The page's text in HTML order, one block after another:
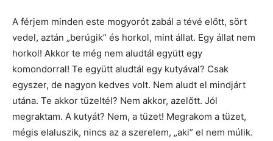
A férjem minden este mogyorót zabál a tévé előtt, sört
vedel, aztán „berúgik” és horkol, mint állat. Egy állat nem
horkol! Akkor te még nem aludtál együtt egy
komondorral! Te együtt aludtál egy kutyával? Csak
egyszer, de nagyon kedves volt. Nem aludt el mindjárt
utána. Te akkor tüzeltél? Nem akkor, azelőtt. Jól
megraktam. A kutyát? Nem, a tüzet! Megrakom a tüzet,
mégis elaluszik, nincs az a szerelem, „aki” el nem múlik.